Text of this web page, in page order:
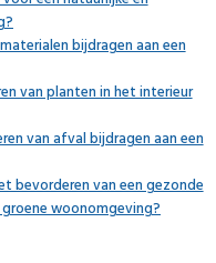
bijdragen aan een
van planten in het interieur
van afval bijdragen aan een
bevorderen van een gezonde
woonomgeving?